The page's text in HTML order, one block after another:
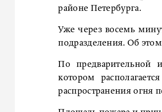
районе Петербурга.
Уже через восемь
подразделения. Об
По предварительной
котором
распространения